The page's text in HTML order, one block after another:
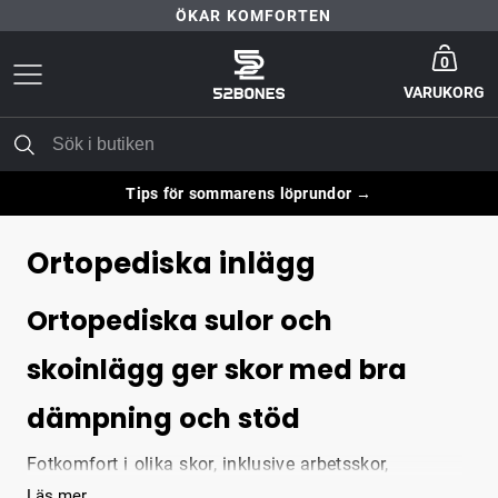
ÖKAR KOMFORTEN
30 DAGARS NÖJD-KUND-GARANTI
0
VARUKORG
Tips för sommarens löprundor →
Ortopediska inlägg
Ortopediska sulor och
skoinlägg ger skor med bra
dämpning och stöd
Fotkomfort i olika skor, inklusive arbetsskor,
träningsskor och vardagsskor är någonting vi älskar